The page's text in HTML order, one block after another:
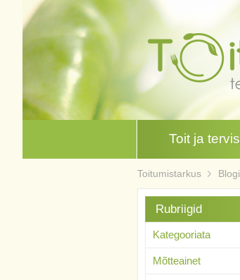
Toit ja tervis
Toitumistarkus Blogi
Rubriigid
Kategooriata
Mõtteainet